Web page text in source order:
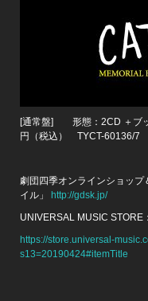
[通常盤] 形態：2CD ＋ブッ
円（税込） TYCT-60136/7
劇団四季オンラインショッ
イル」
http://gdsk.jp/
UNIVERSAL MUSIC
https://store.universal-
s13=20190424#itemTitle